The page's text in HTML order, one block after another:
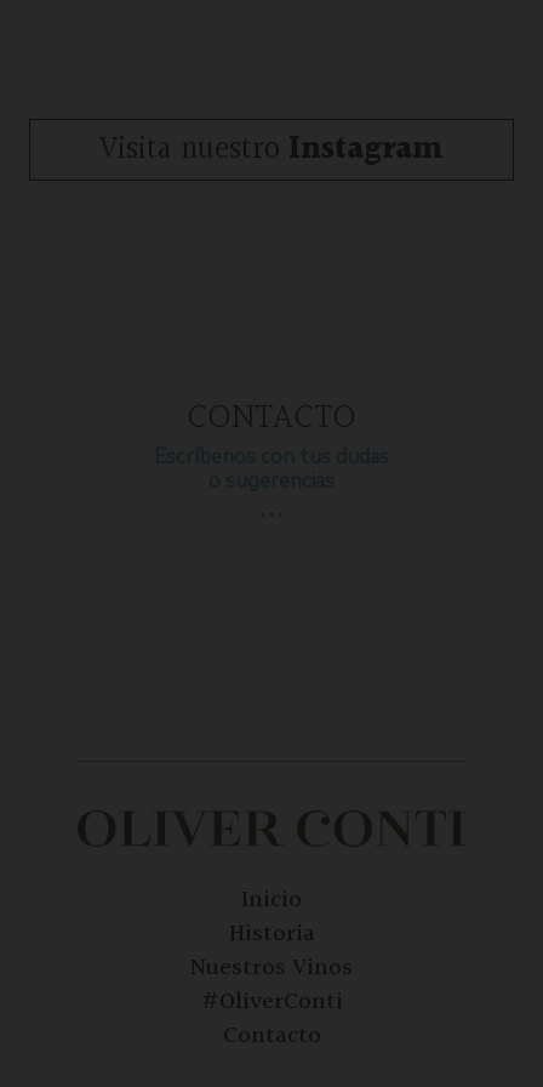
Visita nuestro Instagram
CONTACTO
Inicio
Historia
Nuestros Vinos
#OliverConti
Contacto